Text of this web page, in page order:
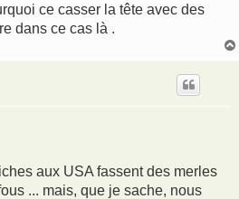
ce casser la tête avec des
dans ce cas là .
aux USA fassent des merles
... mais, que je sache, nous